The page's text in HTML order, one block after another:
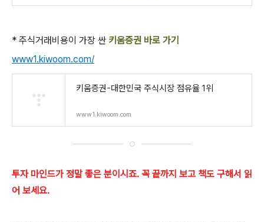
* 주식거래비용이 가장 싼 키움증권 바로 가기
www1.kiwoom.com/
키움증권-대한민국 주식시장 점유율 1위
www1.kiwoom.com
투자 마인드가 정말 좋은 분이시죠. 꼭 끝까지 보고 책도 구해서 읽
어 보세요.